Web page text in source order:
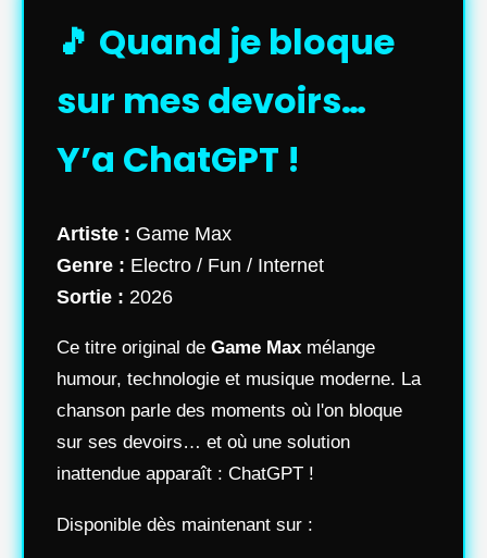
🎵 Quand je bloque
sur mes devoirs…
Y’a ChatGPT !
Artiste : Game Max
Genre : Electro / Fun / Internet
Sortie : 2026
Ce titre original de Game Max mélange
humour, technologie et musique moderne. La
chanson parle des moments où l'on bloque
sur ses devoirs… et où une solution
inattendue apparaît : ChatGPT !
Disponible dès maintenant sur :